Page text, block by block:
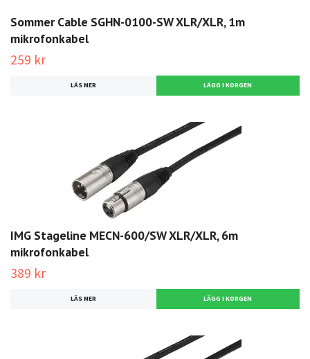
Sommer Cable SGHN-0100-SW XLR/XLR, 1m
mikrofonkabel
259 kr
LÄS MER
IMG Stageline MECN-600/SW XLR/XLR, 6m
mikrofonkabel
389 kr
LÄS MER